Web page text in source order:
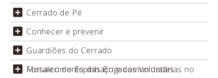
Cerrado de Pé
Conhecer e prevenir
Guardiões do Cerrado
Fortalecimento das Brigadas Voluntárias no Mosaico do Espinhaço e comunidades